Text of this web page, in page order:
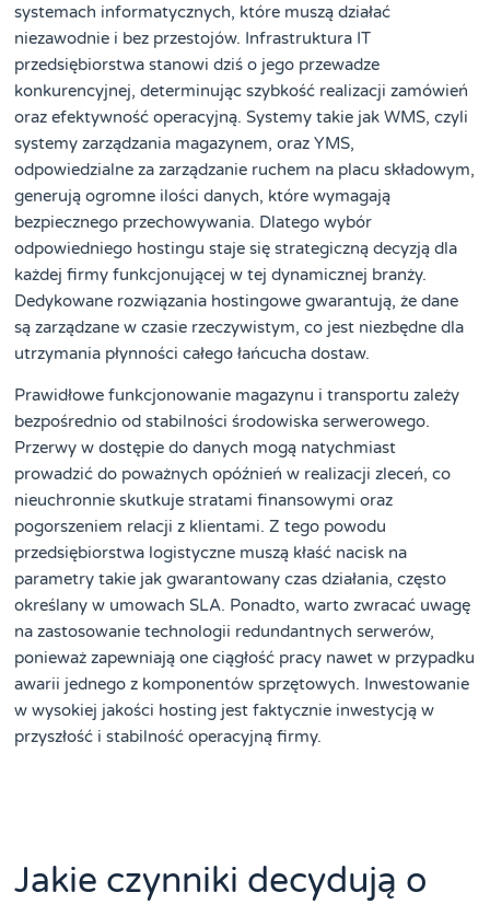
systemach informatycznych, które muszą działać
niezawodnie i bez przestojów. Infrastruktura IT
przedsiębiorstwa stanowi dziś o jego przewadze
konkurencyjnej, determinując szybkość realizacji zamówień
oraz efektywność operacyjną. Systemy takie jak WMS, czyli
systemy zarządzania magazynem, oraz YMS,
odpowiedzialne za zarządzanie ruchem na placu składowym,
generują ogromne ilości danych, które wymagają
bezpiecznego przechowywania. Dlatego wybór
odpowiedniego hostingu staje się strategiczną decyzją dla
każdej firmy funkcjonującej w tej dynamicznej branży.
Dedykowane rozwiązania hostingowe gwarantują, że dane
są zarządzane w czasie rzeczywistym, co jest niezbędne dla
utrzymania płynności całego łańcucha dostaw.
Prawidłowe funkcjonowanie magazynu i transportu zależy
bezpośrednio od stabilności środowiska serwerowego.
Przerwy w dostępie do danych mogą natychmiast
prowadzić do poważnych opóźnień w realizacji zleceń, co
nieuchronnie skutkuje stratami finansowymi oraz
pogorszeniem relacji z klientami. Z tego powodu
przedsiębiorstwa logistyczne muszą kłaść nacisk na
parametry takie jak gwarantowany czas działania, często
określany w umowach SLA. Ponadto, warto zwracać uwagę
na zastosowanie technologii redundantnych serwerów,
ponieważ zapewniają one ciągłość pracy nawet w przypadku
awarii jednego z komponentów sprzętowych. Inwestowanie
w wysokiej jakości hosting jest faktycznie inwestycją w
przyszłość i stabilność operacyjną firmy.
Jakie czynniki decydują o